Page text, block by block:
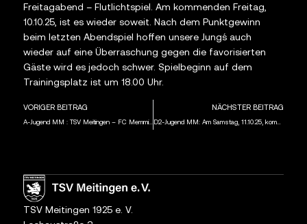
Freitagabend – Flutlichtspiel. Am kommenden Freitag,
10.10.25, ist es wieder soweit. Nach dem Punktgewinn
beim letzten Abendspiel hoffen unsere Jung´s auch
wieder auf eine Überraschung gegen die favorisierten
Gäste wird es jedoch schwer. Spielbeginn auf dem
Trainingsplatz ist um 18.00 Uhr.
VORIGER BEITRAG
A-Jugend MM : TSV Meitingen – FC Memmingen 2 1:3 (1:1)
NÄCHSTER BEITRAG
TSV Meitingen 1925 e. V.